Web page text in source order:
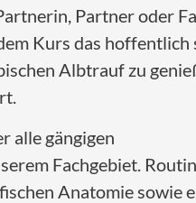
Partner oder
Kurs das hoffentlich
Albtrauf zu
alle gängigen
Fachgebiet.
Anatomie sowie